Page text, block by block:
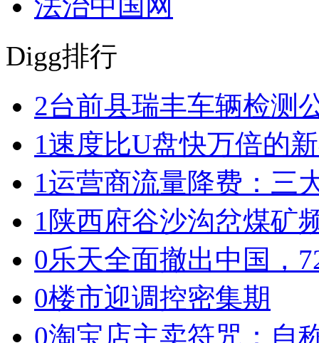
Digg排行
2台前县瑞丰车辆检测
1速度比U盘快万倍的
1运营商流量降费：三
1陕西府谷沙沟岔煤矿
0乐天全面撤出中国，
0楼市迎调控密集期
0淘宝店主卖符咒：自